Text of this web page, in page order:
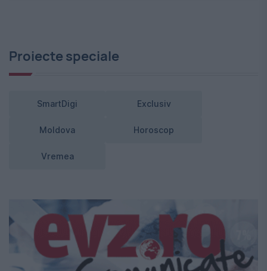
Proiecte speciale
SmartDigi Exclusiv
Moldova Horoscop
Vremea